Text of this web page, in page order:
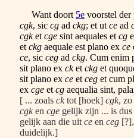
Want doort 5e voorstel der
cgk, sic cg ad ckg; et ut ce ad
cgket cge sint aequales et cg
et ckg aequale est plano ex ce
ce, sic ceg ad ckg. Cum enim
sit plano ex cket ckg et
sit plano ex ce et ceg et cum
ex cge et cg aequalia sint,
[ ... zoals cktot [hoek] cgk, zo
cgken cge gelijk zijn ... is
gelijk aan die uit ce en ceg
duidelijk.]